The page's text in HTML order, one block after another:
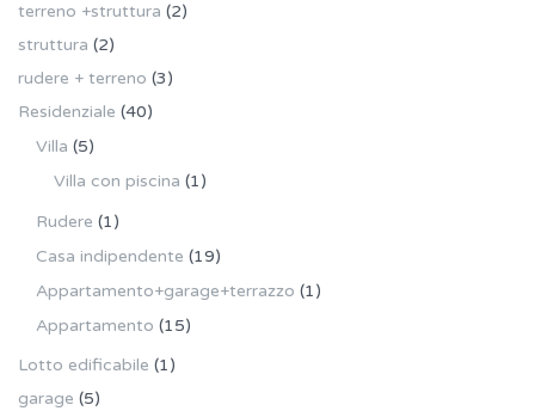
terreno +struttura (2)
struttura (2)
rudere + terreno (3)
Residenziale (40)
Villa (5)
Villa con piscina (1)
Rudere (1)
Casa indipendente (19)
Appartamento+garage+terrazzo (1)
Appartamento (15)
Lotto edificabile (1)
garage (5)